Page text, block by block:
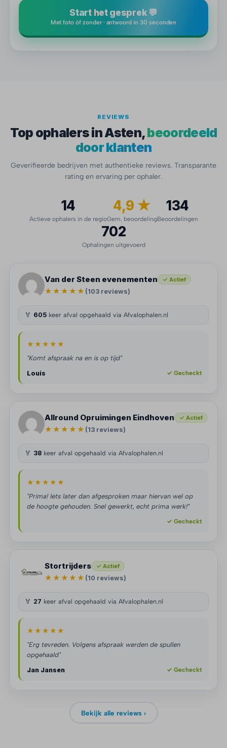
Start het gesprek 💬
Met foto óf zonder · antwoord in 30 seconden
REVIEWS
Top ophalers in Asten,beoordeeld
door klanten
Geverifieerde bedrijven met authentieke reviews. Transparante
rating en ervaring per ophaler.
14
Actieve ophalers in de regio
4,9 ★
Gem. beoordeling
134
Beoordelingen
702
Ophalingen uitgevoerd
Van der Steen evenementen ✓ Actief
★★★★★ (103 reviews)
🏅 605 keer afval opgehaald via Afvalophalen.nl
★★★★★
"Komt afspraak na en is op tijd"
Louis
✓ Gecheckt
Allround Opruimingen Eindhoven ✓ Actief
★★★★★ (13 reviews)
🏅 38 keer afval opgehaald via Afvalophalen.nl
★★★★★
"Prima! Iets later dan afgesproken maar hiervan wel op
de hoogte gehouden. Snel gewerkt, echt prima werk!"
✓ Gecheckt
Stortrijders ✓ Actief
★★★★★ (10 reviews)
🏅 27 keer afval opgehaald via Afvalophalen.nl
★★★★★
"Erg tevreden. Volgens afspraak werden de spullen
opgehaald"
Jan Jansen
✓ Gecheckt
Bekijk alle reviews ›